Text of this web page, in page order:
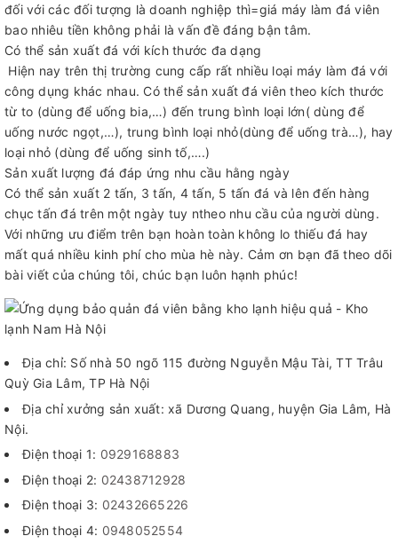
đối với các đối tượng là doanh nghiệp thì=giá máy làm đá viên
bao nhiêu tiền không phải là vấn đề đáng bận tâm.
Có thể sản xuất đá với kích thước đa dạng
Hiện nay trên thị trường cung cấp rất nhiều loại máy làm đá với
công dụng khác nhau. Có thể sản xuất đá viên theo kích thước
từ to (dùng để uống bia,…) đến trung bình loại lớn( dùng để
uống nước ngọt,…), trung bình loại nhỏ(dùng để uống trà…), hay
loại nhỏ (dùng để uống sinh tố,….)
Sản xuất lượng đá đáp ứng nhu cầu hằng ngày
Có thể sản xuất 2 tấn, 3 tấn, 4 tấn, 5 tấn đá và lên đến hàng
chục tấn đá trên một ngày tuy ntheo nhu cầu của người dùng.
Với những ưu điểm trên bạn hoàn toàn không lo thiếu đá hay
mất quá nhiều kinh phí cho mùa hè này. Cảm ơn bạn đã theo dõi
bài viết của chúng tôi, chúc bạn luôn hạnh phúc!
Địa chỉ: Số nhà 50 ngõ 115 đường Nguyễn Mậu Tài, TT Trâu
Quỳ Gia Lâm, TP Hà Nội
Địa chỉ xưởng sản xuất: xã Dương Quang, huyện Gia Lâm, Hà
Nội.
Điện thoại 1: 0929168883
Điện thoại 2: 02438712928
Điện thoại 3: 02432665226
Điện thoại 4: 0948052554